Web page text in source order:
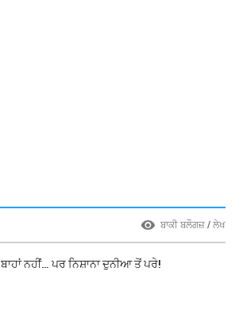
ਬਾਕੀ ਬਲੌਗਜ਼ / ਲੇਖ
ਬਾਹਾਂ ਨਹੀਂ… ਪਰ ਨਿਸ਼ਾਨਾ ਦੁਨੀਆ ਤੋਂ ਪਰੇ!